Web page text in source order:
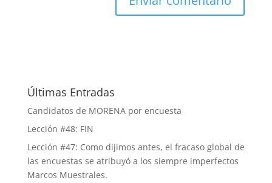
Últimas Entradas
Candidatos de MORENA por encuesta
Lección #48: FIN
Lección #47: Como dijimos antes, el fracaso global de
las encuestas se atribuyó a los siempre imperfectos
Marcos Muestrales.